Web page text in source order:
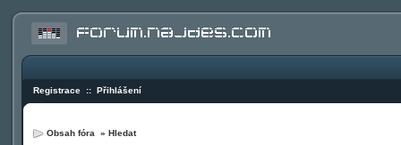
Registrace :: Přihlášení
Obsah fóra » Hledat